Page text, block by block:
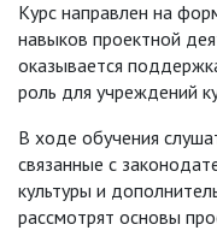
Курс направлен на
навыков проектной
оказывается
роль для учреждений
В ходе обучения
связанные с
культуры и
рассмотрят основы